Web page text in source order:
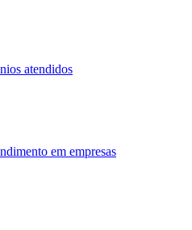
atendidos
em empresas